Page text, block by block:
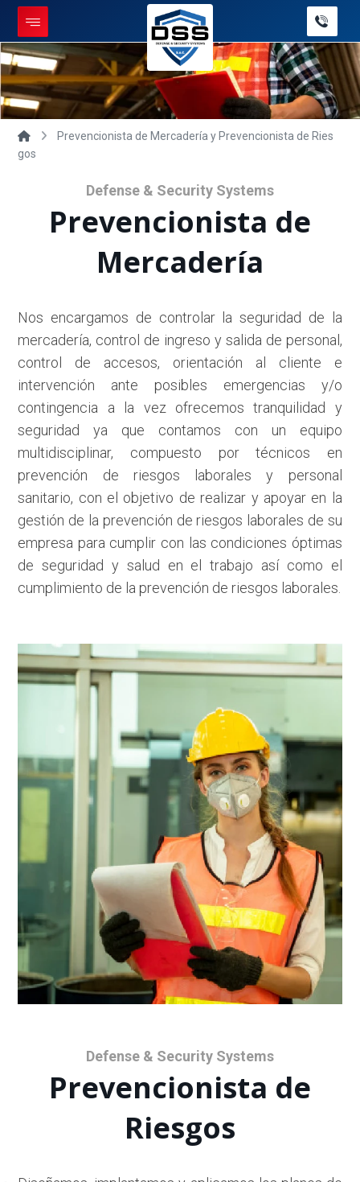
Prevencionista de Mercadería y Prevencionista de Ries
gos
Defense & Security Systems
Prevencionista de
Mercadería
Nos encargamos de controlar la seguridad de la
mercadería, control de ingreso y salida de personal,
control de accesos, orientación al cliente e
intervención ante posibles emergencias y/o
contingencia a la vez ofrecemos tranquilidad y
seguridad ya que contamos con un equipo
multidisciplinar, compuesto por técnicos en
prevención de riesgos laborales y personal
sanitario, con el objetivo de realizar y apoyar en la
gestión de la prevención de riesgos laborales de su
empresa para cumplir con las condiciones óptimas
de seguridad y salud en el trabajo así como el
cumplimiento de la prevención de riesgos laborales.
Defense & Security Systems
Prevencionista de
Riesgos